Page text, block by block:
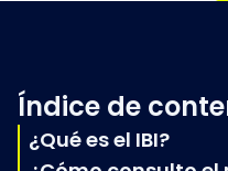
Índice de
¿Qué es el IBI?